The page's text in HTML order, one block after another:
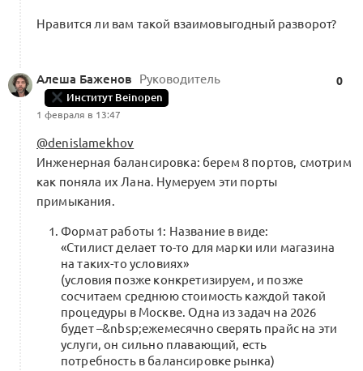
Нравится ли вам такой взаимовыгодный разворот?
Алеша Баженов Руководитель
Институт Beinopen
1 февраля в 13:47
0
@denislamekhov
Инженерная балансировка: берем 8 портов, смотрим
как поняла их Лана. Нумеруем эти порты
примыкания.
Формат работы 1: Название в виде:
«Стилист делает то-то для марки или магазина
на таких-то условиях»
(условия позже конкретизируем, и позже
сосчитаем среднюю стоимость каждой такой
процедуры в Москве. Одна из задач на 2026
будет –&nbsp;ежемесячно сверять прайс на эти
услуги, он сильно плавающий, есть
потребность в балансировке рынка)